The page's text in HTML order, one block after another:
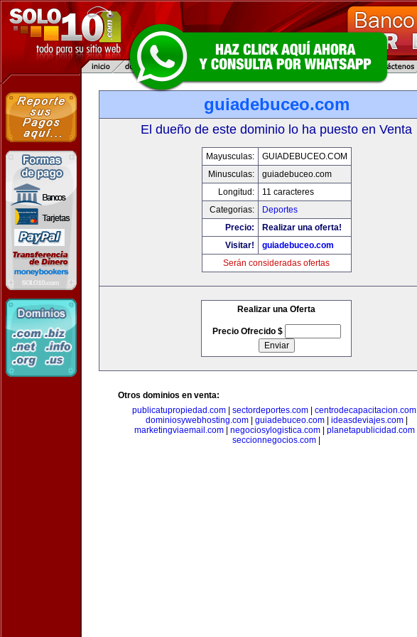
guiadebuceo.com
El dueño de este dominio lo ha puesto en Venta
Mayusculas:
GUIADEBUCEO.COM
Minusculas:
guiadebuceo.com
Longitud:
11 caracteres
Categorias:
Deportes
Precio:
Realizar una oferta!
Visitar!
guiadebuceo.com
Serán consideradas ofertas
Realizar una Oferta
Precio Ofrecido $
Otros dominios en venta:
publicatupropiedad.com
sectordeportes.com centrodecapacitacion.com
dominiosywebhosting.com| guiadebuceo.com| ideasdeviajes.com|
marketingviaemail.com| negociosylogistica.com| planetapublicidad.com|
seccionnegocios.com